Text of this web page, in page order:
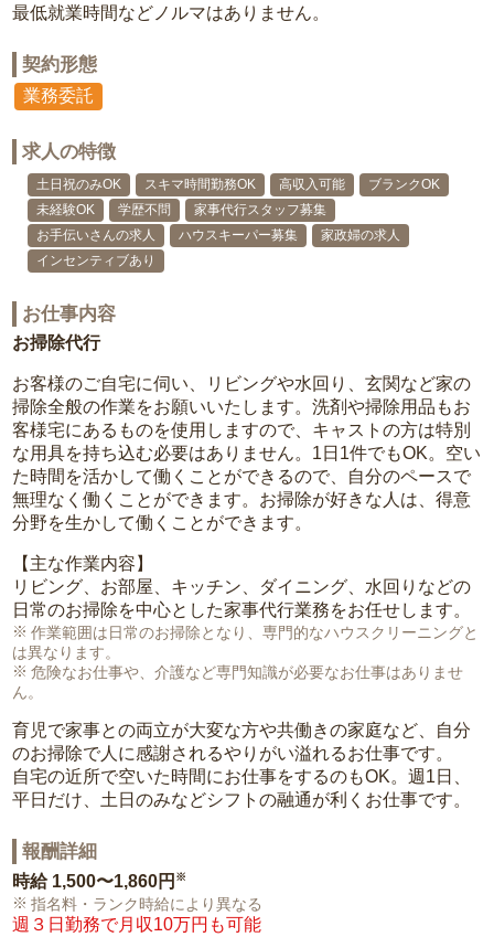
最低就業時間などノルマはありません。
契約形態
業務委託
求人の特徴
土日祝のみOK スキマ時間勤務OK 高収入可能
ブランクOK
未経験OK
学歴不問
家事代行スタッフ募集
お手伝いさんの求人
ハウスキーパー募集
家政婦の求人
インセンティブあり
お仕事内容
お掃除代行
お客様のご自宅に伺い、リビングや水回り、玄関など家の
掃除全般の作業をお願いいたします。洗剤や掃除用品もお
客様宅にあるものを使用しますので、キャストの方は特別
な用具を持ち込む必要はありません。1日1件でもOK。空い
た時間を活かして働くことができるので、自分のペースで
無理なく働くことができます。お掃除が好きな人は、得意
分野を生かして働くことができます。
【主な作業内容】
リビング、お部屋、キッチン、ダイニング、水回りなどの
日常のお掃除を中心とした家事代行業務をお任せします。
作業範囲は日常のお掃除となり、専門的なハウスクリーニングと
は異なります。
危険なお仕事や、介護など専門知識が必要なお仕事はありませ
ん。
育児で家事との両立が大変な方や共働きの家庭など、自分
のお掃除で人に感謝されるやりがい溢れるお仕事です。
自宅の近所で空いた時間にお仕事をするのもOK。週1日、
平日だけ、土日のみなどシフトの融通が利くお仕事です。
報酬詳細
時給 1,500〜1,860円 ※
指名料・ランク時給により異なる
週３日勤務で月収10万円も可能